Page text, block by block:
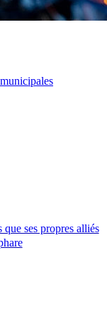
ses propres alliés